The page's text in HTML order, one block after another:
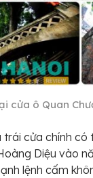
cửa ô Quan
trái cửa chính có
Diệu vào
lệnh cấm